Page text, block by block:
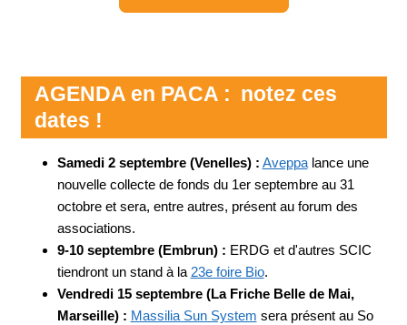
AGENDA en PACA : notez ces
dates !
Samedi 2 septembre (Venelles) : Aveppalance une
nouvelle collecte de fonds du 1er septembre au 31
octobre et sera, entre autres, présent au forum des
associations.
9-10 septembre (Embrun) : ERDG et d'autres SCIC
tiendront un stand à la 23e foire Bio.
Vendredi 15 septembre (La Friche Belle de Mai,
Marseille) : Massilia Sun System sera présent au So